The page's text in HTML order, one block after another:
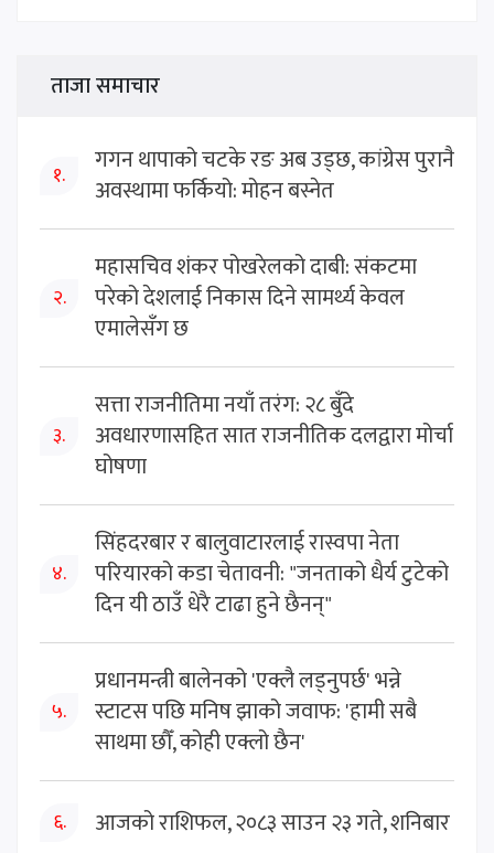
ताजा समाचार
१.
गगन थापाको चटके रङ अब उड्छ, कांग्रेस पुरानै
अवस्थामा फर्कियो: मोहन बस्नेत
२.
महासचिव शंकर पोखरेलको दाबी: संकटमा
परेको देशलाई निकास दिने सामर्थ्य केवल
एमालेसँग छ
३.
सत्ता राजनीतिमा नयाँ तरंग: २८ बुँदे
अवधारणासहित सात राजनीतिक दलद्वारा मोर्चा
घोषणा
४.
सिंहदरबार र बालुवाटारलाई रास्वपा नेता
परियारको कडा चेतावनी: "जनताको धैर्य टुटेको
दिन यी ठाउँ धेरै टाढा हुने छैनन्"
५.
प्रधानमन्त्री बालेनको 'एक्लै लड्नुपर्छ' भन्ने
स्टाटस पछि मनिष झाको जवाफ: 'हामी सबै
साथमा छौँ, कोही एक्लो छैन'
६. आजको राशिफल, २०८३ साउन २३ गते, शनिबार